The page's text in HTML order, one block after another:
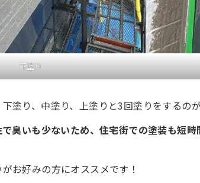
下塗り
塗り、中塗り、上塗りと3回塗りをするのが
臭いも少ないため、住宅街での塗装も短時
お好みの方にオススメです！